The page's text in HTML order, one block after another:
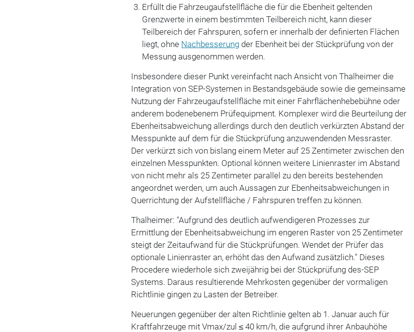
Erfüllt die Fahrzeugaufstellfläche die für die Ebenheit geltenden
Grenzwerte in einem bestimmten Teilbereich nicht, kann dieser
Teilbereich der Fahrspuren, sofern er innerhalb der definierten Flächen
liegt, ohne Nachbesserung der Ebenheit bei der Stückprüfung von der
Messung ausgenommen werden.
Insbesondere dieser Punkt vereinfacht nach Ansicht von Thalheimer die
Integration von SEP-Systemen in Bestandsgebäude sowie die gemeinsame
Nutzung der Fahrzeugaufstellfläche mit einer Fahrflächenhebebühne oder
anderem bodenebenem Prüfequipment. Komplexer wird die Beurteilung der
Ebenheitsabweichung allerdings durch den deutlich verkürzten Abstand der
Messpunkte auf dem für die Stückprüfung anzuwendenden Messraster.
Der verkürzt sich von bislang einem Meter auf 25 Zentimeter zwischen den
einzelnen Messpunkten. Optional können weitere Linienraster im Abstand
von nicht mehr als 25 Zentimeter parallel zu den bereits bestehenden
angeordnet werden, um auch Aussagen zur Ebenheitsabweichungen in
Querrichtung der Aufstellfläche / Fahrspuren treffen zu können.
Thalheimer: "Aufgrund des deutlich aufwendigeren Prozesses zur
Ermittlung der Ebenheitsabweichung im engeren Raster von 25 Zentimeter
steigt der Zeitaufwand für die Stückprüfungen. Wendet der Prüfer das
optionale Linienraster an, erhöht das den Aufwand zusätzlich." Dieses
Procedere wiederhole sich zweijährig bei der Stückprüfung des-SEP
Systems. Daraus resultierende Mehrkosten gegenüber der vormaligen
Richtlinie gingen zu Lasten der Betreiber.
Neuerungen gegenüber der alten Richtlinie gelten ab 1. Januar auch für
Kraftfahrzeuge mit Vmax/zul ≤ 40 km/h, die aufgrund ihrer Anbauhöhe